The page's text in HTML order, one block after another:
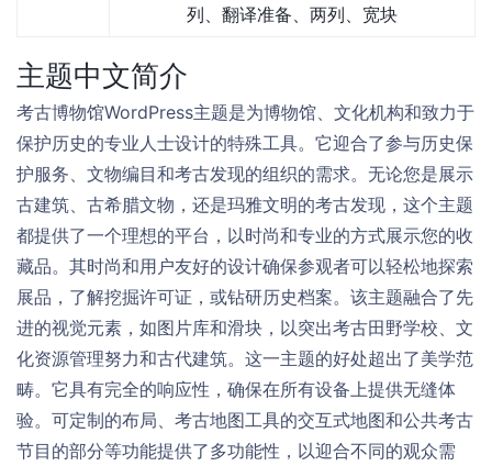
列、翻译准备、两列、宽块
主题中文简介
考古博物馆WordPress主题是为博物馆、文化机构和致力于
保护历史的专业人士设计的特殊工具。它迎合了参与历史保
护服务、文物编目和考古发现的组织的需求。无论您是展示
古建筑、古希腊文物，还是玛雅文明的考古发现，这个主题
都提供了一个理想的平台，以时尚和专业的方式展示您的收
藏品。其时尚和用户友好的设计确保参观者可以轻松地探索
展品，了解挖掘许可证，或钻研历史档案。该主题融合了先
进的视觉元素，如图片库和滑块，以突出考古田野学校、文
化资源管理努力和古代建筑。这一主题的好处超出了美学范
畴。它具有完全的响应性，确保在所有设备上提供无缝体
验。可定制的布局、考古地图工具的交互式地图和公共考古
节目的部分等功能提供了多功能性，以迎合不同的观众需